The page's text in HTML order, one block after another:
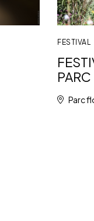
FESTIVAL
Parc